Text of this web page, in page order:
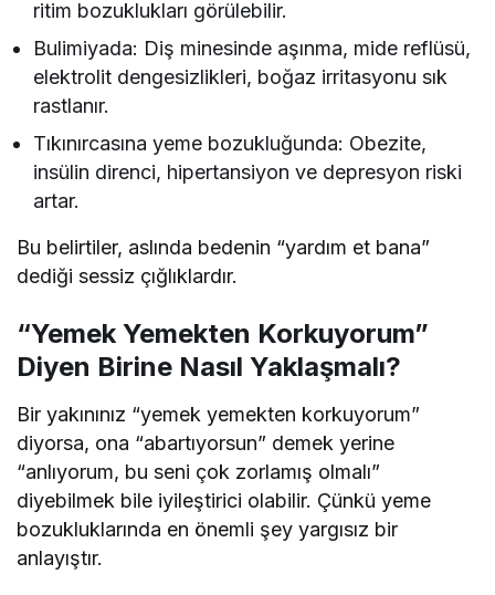
ritim bozuklukları görülebilir.
Bulimiyada: Diş minesinde aşınma, mide reflüsü,
elektrolit dengesizlikleri, boğaz irritasyonu sık
rastlanır.
Tıkınırcasına yeme bozukluğunda: Obezite,
insülin direnci, hipertansiyon ve depresyon riski
artar.
Bu belirtiler, aslında bedenin “yardım et bana”
dediği sessiz çığlıklardır.
“Yemek Yemekten Korkuyorum”
Diyen Birine Nasıl Yaklaşmalı?
Bir yakınınız “yemek yemekten korkuyorum”
diyorsa, ona “abartıyorsun” demek yerine
“anlıyorum, bu seni çok zorlamış olmalı”
diyebilmek bile iyileştirici olabilir. Çünkü yeme
bozukluklarında en önemli şey yargısız bir
anlayıştır.